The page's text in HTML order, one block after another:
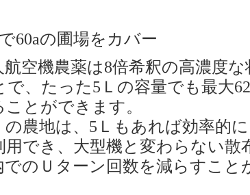
60aの圃場をカバー
航空機農薬は8倍希釈の高濃度
で、たった5Ｌの容量でも最大
とができます。
の農地は、5Ｌもあれば効率的
用でき、大型機と変わらない散
のＵターン回数を減らすこと